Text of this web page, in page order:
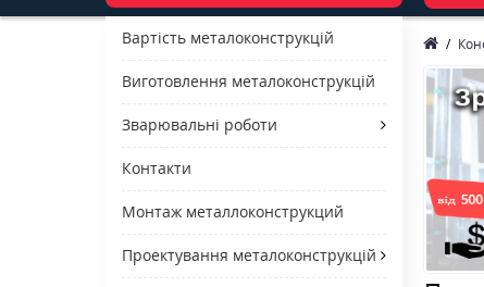
Вартість металоконструкцій
Виготовлення металоконструкцій
Зварювальні роботи
Контакти
Монтаж металлоконструкций
Проектування металоконструкцій